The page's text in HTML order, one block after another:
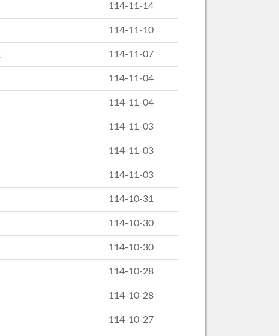
114-11-14
114-11-10
114-11-07
114-11-04
114-11-04
114-11-03
114-11-03
114-11-03
114-10-31
114-10-30
114-10-30
114-10-28
114-10-28
114-10-27